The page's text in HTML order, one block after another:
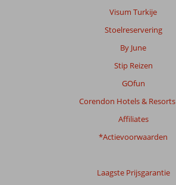
Visum Turkije
Stoelreservering
By June
Stip Reizen
GOfun
Corendon Hotels & Resorts
Affiliates
*Actievoorwaarden
Laagste Prijsgarantie